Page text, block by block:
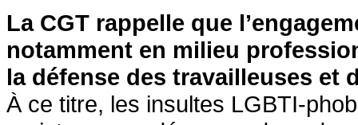
La CGT rappelle que
notamment en milieu
la défense des travailleuses et
À ce titre, les insultes LGBTI-